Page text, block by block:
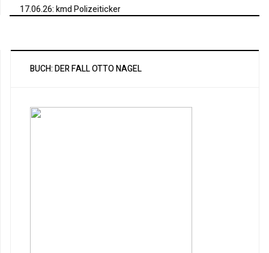
17.06.26: kmd Polizeiticker
BUCH: DER FALL OTTO NAGEL